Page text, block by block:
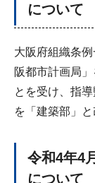
について
大阪府組織条
阪都市計画局
とを受け、指
を「建築部」
令和4年4
について